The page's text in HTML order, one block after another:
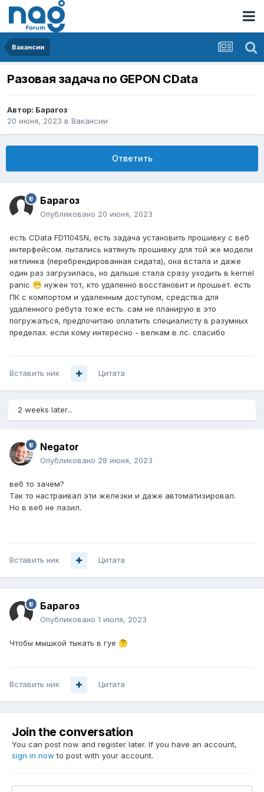
Вакансии
Разовая задача по GEPON CData
Автор: Барагоз
20 июня, 2023 в Вакансии
Ответить
Барагоз
Опубликовано 20 июня, 2023
есть СData FD1104SN, есть задача установить прошивку с веб
интерфейсом. пытались натянуть прошивку для той же модели
нетлинка (перебрендированная сидата), она встала и даже
один раз загрузилась, но дальше стала сразу уходить в kernel
panic 😁 нужен тот, кто удаленно восстановит и прошьет. есть
ПК с компортом и удаленным доступом, средства для
удаленного ребута тоже есть. сам не планирую в это
погружаться, предпочитаю оплатить специалисту в разумных
пределах. если кому интересно - велкам в лс. спасибо
Вставить ник Цитата
2 weeks later...
Negator
Опубликовано 28 июня, 2023
веб то зачем?
Так то настраивал эти железки и даже автоматизировал.
Но в веб не лазил.
Вставить ник Цитата
Барагоз
Опубликовано 1 июля, 2023
Чтобы мышкой тыкать в гуе 🤔
Вставить ник Цитата
Join the conversation
You can post now and register later. If you have an account,
sign in now to post with your account.